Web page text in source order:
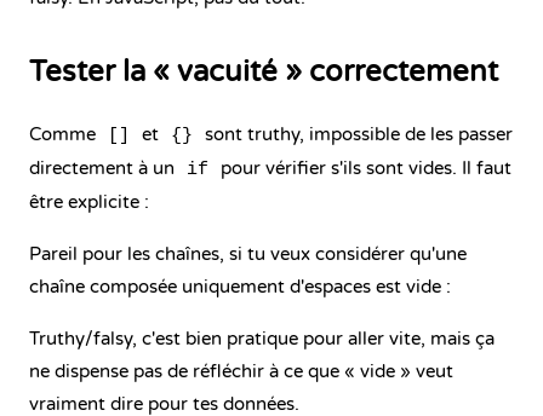
Tester la « vacuité » correctement
Comme et {}
sont truthy, impossible de les passer
directement à un
if
pour vérifier s'ils sont vides. Il faut
être explicite :
Pareil pour les chaînes, si tu veux considérer qu'une
chaîne composée uniquement d'espaces est vide :
Truthy/falsy, c'est bien pratique pour aller vite, mais ça
ne dispense pas de réfléchir à ce que « vide » veut
vraiment dire pour tes données.